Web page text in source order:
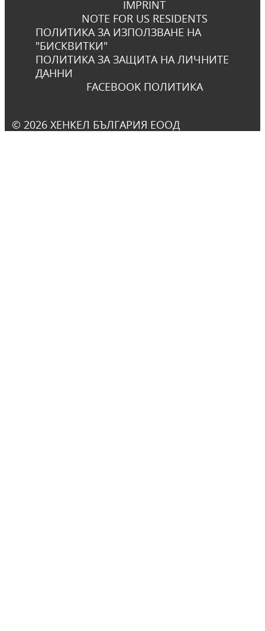
IMPRINT
NOTE FOR US RESIDENTS
ПОЛИТИКА ЗА ИЗПОЛЗВАНЕ НА
"БИСКВИТКИ"
ПОЛИТИКА ЗА ЗАЩИТА НА ЛИЧНИТЕ
ДАННИ
FACEBOOK ПОЛИТИКА
© 2026 ХЕНКЕЛ БЪЛГАРИЯ ЕООД